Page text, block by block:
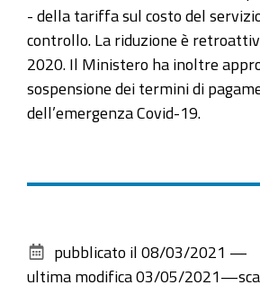
- della tariffa sul costo del
controllo. La riduzione è
2020. Il Ministero ha inoltre
sospensione dei termini di
dell’emergenza Covid-19.
documento
pubblicato il 08/03/2021 —
ultima modifica 03/05/2021—